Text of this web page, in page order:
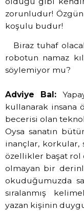
zorunludur!
koşulu budur!
Biraz tuhaf
robotun namaz
söylemiyor mu?
Adviye Bal:
kullanarak insana
becerisi olan
Oysa sanatın
inançlar, korkular,
özellikler başat rol
olmayan bir
okuduğumuzda
sıralanmış
yazan kişinin